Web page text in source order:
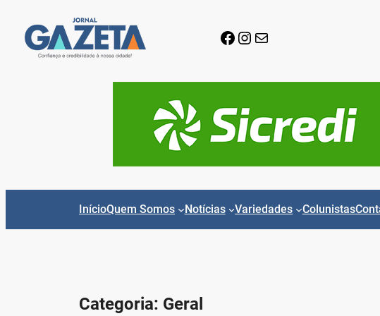
para
Facebook
Instagram
E-mail
InícioQuem Somos Notícias Variedades Colunistas
Categoria: Geral